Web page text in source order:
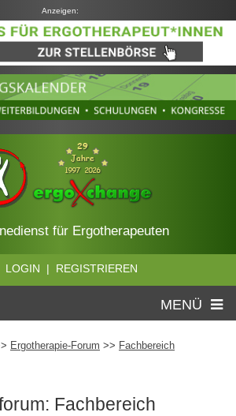
Anzeigen:
für Ergotherapeuten
LOGIN | REGISTRIEREN
MENÜ
Ergotherapie-Forum >> Fachbereich
Fachbereich